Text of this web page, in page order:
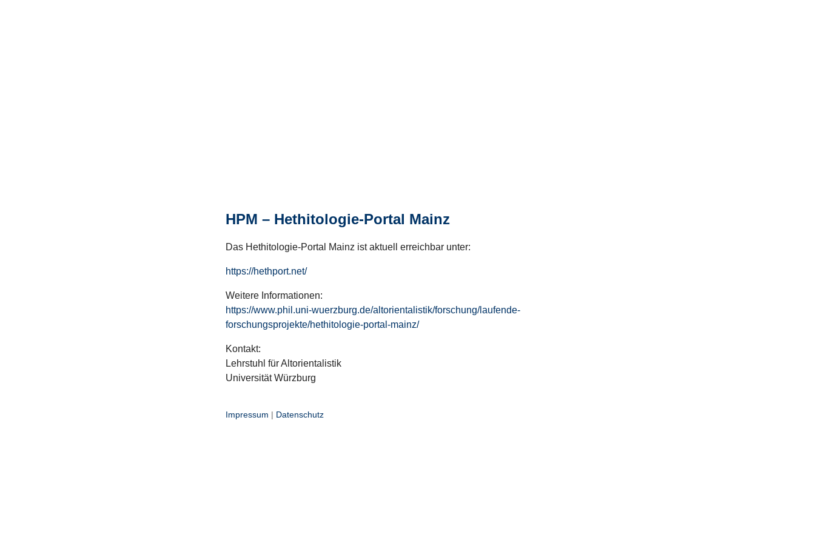
HPM – Hethitologie-Portal Mainz
Das Hethitologie-Portal Mainz ist aktuell erreichbar unter:
https://hethport.net/
Weitere Informationen:
https://www.phil.uni-wuerzburg.de/altorientalistik/forschung/laufende-
forschungsprojekte/hethitologie-portal-mainz/
Kontakt:
Lehrstuhl für Altorientalistik
Universität Würzburg
Impressum | Datenschutz